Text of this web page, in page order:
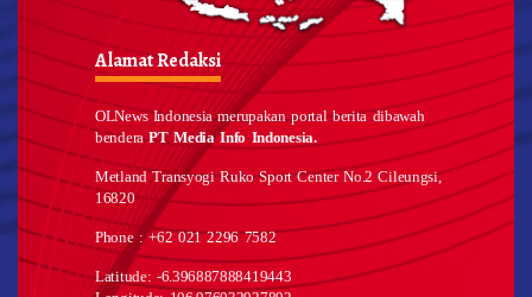
Alamat Redaksi
OLNews Indonesia merupakan portal berita dibawah
benderaPT Media Info Indonesia.
Metland Transyogi Ruko Sport Center No.2 Cileungsi,
16820
Phone : +62 021 2296 7582
Latitude: -6.396887888419443